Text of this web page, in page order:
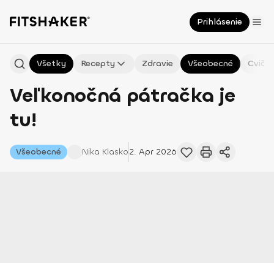
Prihlásenie
Všetky Recepty Zdravie Všeobecné
Veľkonočná pátračka je
tu!
Všeobecné Nika Klasko2. Apr 2026